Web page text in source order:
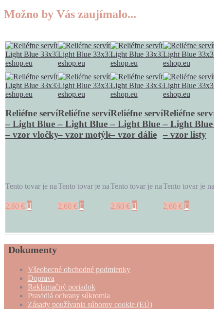
Možno by Vás zaujímalo...
Reliéfne servítky svetlomodré
– Light Blue 33 x 33 cm, 20 ks
– vzor vločky
Tento tovar je na zákazku. Môže sa ...
2,60 €
Reliéfne servítky svetlomodré
– Light Blue 33 x 33 cm, 20 ks
– vzor motýle
Tento tovar je na zákazku. Môže sa ...
2,60 €
Reliéfne servítky
– Light Blue 33 x 33 cm,
– vzor dálie
Tento tovar je na zákazku. Môže
2,60 €
Reliéfne
– Light Blue
– vzor listy
Tento tovar je na
2,60 €
Dokumenty
Všeobecné obchodné podmienky
Doprava
Reklamačný poriadok
Pravidlá ochrany súkromia
Zásady používania súborov cookie (EÚ)